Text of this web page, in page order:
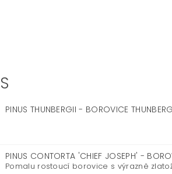
PINUS THUNBERGII - BOROVICE
PINUS CONTORTA 'CHIEF JOSEPH' -
Pomalu rostoucí borovice s výrazně